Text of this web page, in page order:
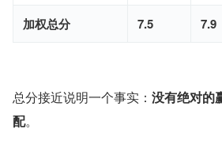
加权总分 7.5 7.9
总分接近说明一个事实： 没有绝对的
配。